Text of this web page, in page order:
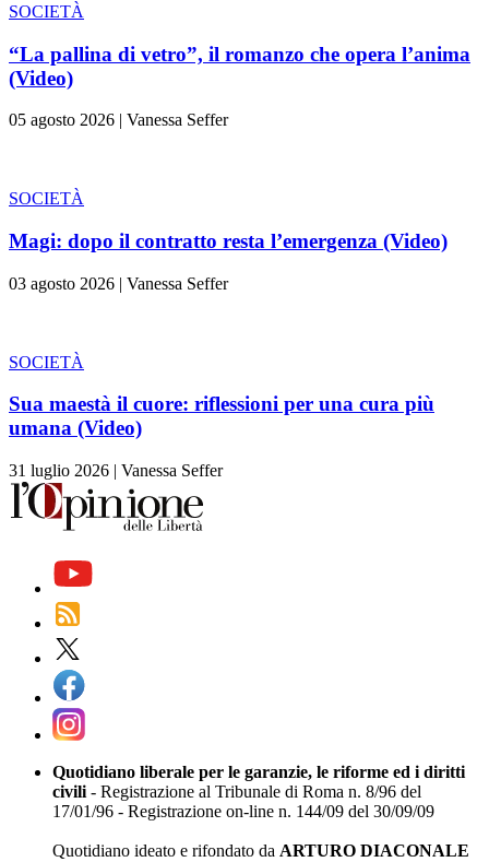
SOCIETÀ
“La pallina di vetro”, il romanzo che opera l’anima
(Video)
05 agosto 2026 | Vanessa Seffer
SOCIETÀ
Magi: dopo il contratto resta l’emergenza (Video)
03 agosto 2026 | Vanessa Seffer
SOCIETÀ
Sua maestà il cuore: riflessioni per una cura più
umana (Video)
31 luglio 2026 | Vanessa Seffer
Quotidiano liberale per le garanzie, le riforme ed i diritti
civili - Registrazione al Tribunale di Roma n. 8/96 del
17/01/96 - Registrazione on-line n. 144/09 del 30/09/09
Quotidiano ideato e rifondato da ARTURO DIACONALE